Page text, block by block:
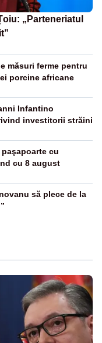
„Parteneriatul
măsuri ferme pentru
porcine africane
Infantino
investitorii străini
cu
cu 8 august
să plece de la